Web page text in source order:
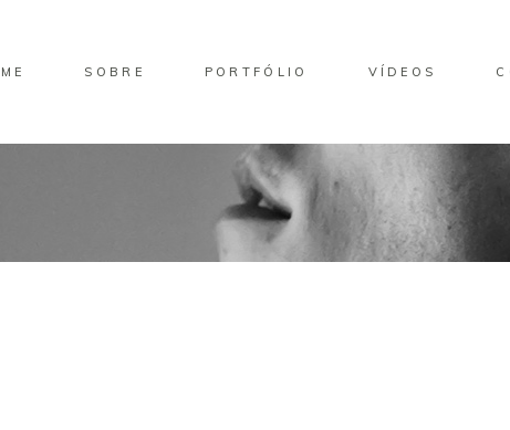
SOBRE PORTFÓLIO VÍDEOS